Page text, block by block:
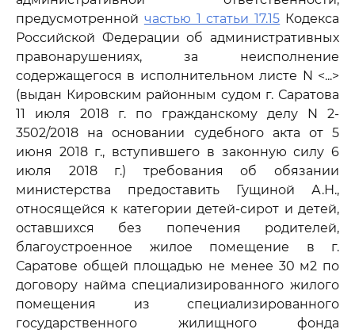
предусмотренной частью 1 статьи 17.15 Кодекса
Российской Федерации об административных
правонарушениях, за неисполнение
содержащегося в исполнительном листе N <...>
(выдан Кировским районным судом г. Саратова
11 июля 2018 г. по гражданскому делу N 2-
3502/2018 на основании судебного акта от 5
июня 2018 г., вступившего в законную силу 6
июля 2018 г.) требования об обязании
министерства предоставить Гущиной А.Н.,
относящейся к категории детей-сирот и детей,
оставшихся без попечения родителей,
благоустроенное жилое помещение в г.
Саратове общей площадью не менее 30 м2 по
договору найма специализированного жилого
помещения из специализированного
государственного жилищного фонда